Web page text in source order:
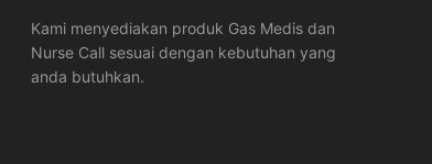
Kami menyediakan produk Gas Medis dan
Nurse Call sesuai dengan kebutuhan yang
anda butuhkan.